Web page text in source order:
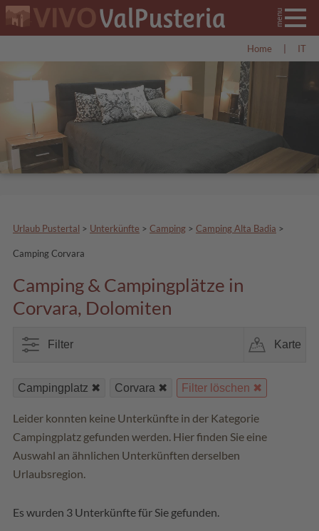
Home IT
Urlaub Pustertal > Unterkünfte > Camping > Camping Alta Badia >
Camping Corvara
Camping & Campingplätze in
Corvara, Dolomiten
Filter Karte
Campingplatz Corvara Filter löschen
Leider konnten keine Unterkünfte in der Kategorie
Campingplatz gefunden werden. Hier finden Sie eine
Auswahl an ähnlichen Unterkünften derselben
Urlaubsregion.
Es wurden 3 Unterkünfte für Sie gefunden.